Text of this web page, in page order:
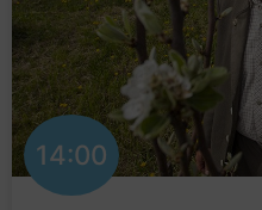
14:00